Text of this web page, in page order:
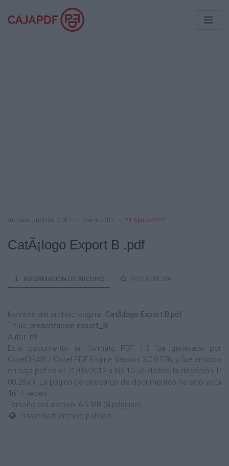
Archivos públicos: 2012 Marzo 2012 21 Marzo 2012
CatÃ¡logo Export B .pdf
INFORMACIÓN DE ARCHIVO VISTA PREVIA
Nombre del archivo original: CatÃ¡logo Export B.pdf
Título: presentacion export_B
Autor: n9
Este documento en formato PDF 1.3 fue generado por
CorelDRAW / Corel PDF Engine Version 3.0.0.576, y fue enviado
en caja-pdf.es el 21/03/2012 a las 10:52, desde la dirección IP
80.28.x.x. La página de descarga de documentos ha sido vista
4611 veces.
Tamaño del archivo: 6.9 MB (8 páginas).
Privacidad: archivo público